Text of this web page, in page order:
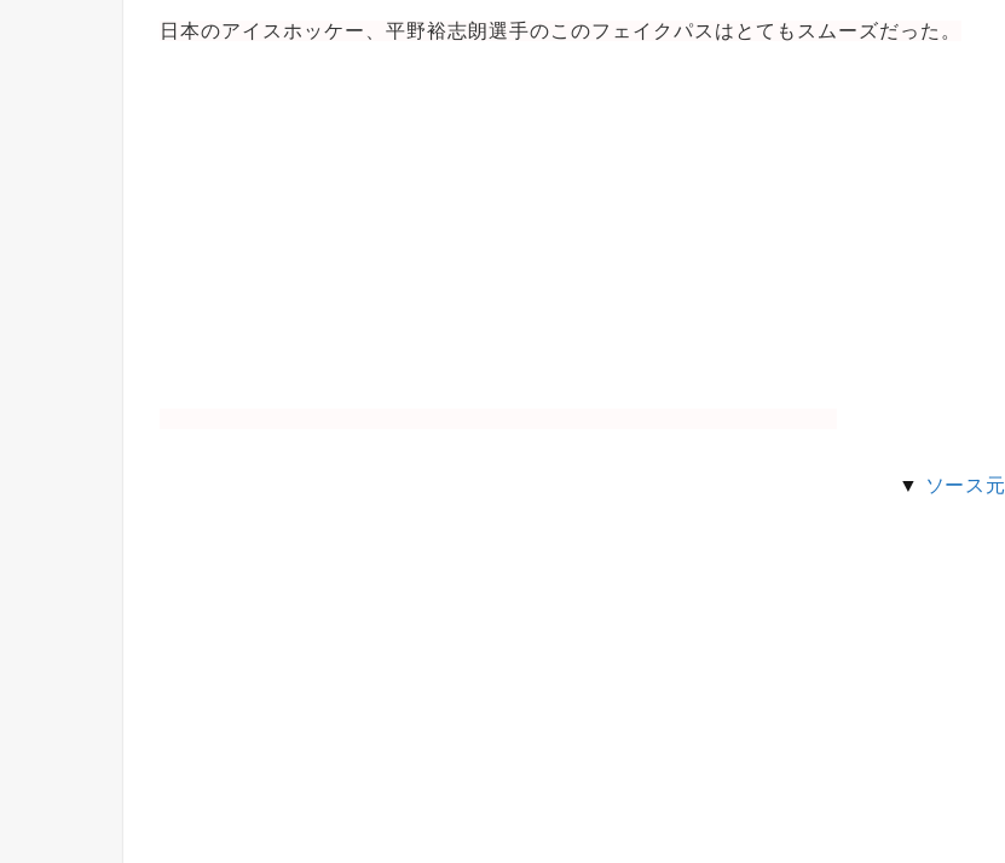
日本のアイスホッケー、平野裕志朗選手のこのフェイクパスはとてもスムーズだった。
▼ ソース元